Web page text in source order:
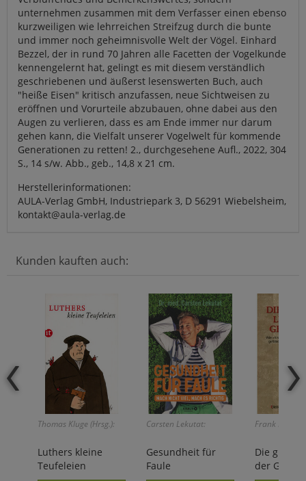
unternehmen zusammen mit dem Verfasser einen ebenso
kurzweiligen wie lehrreichen Streifzug durch die bunte
und immer noch geheimnisvolle Welt der Vögel. Einhard
Bezzel, der in rund 70 Jahren alle Facetten der Vogelkunde
kennengelernt hat, gelingt es mit diesem verständlich
geschriebenen und äußerst lesenswerten Buch, auch
"heiße Eisen" kritisch anzufassen, neue Sichtweisen zu
eröffnen und Vorurteile abzubauen, ohne dabei aus den
Augen zu verlieren, dass es am Ende immer nur darum
gehen kann, die Vielfalt unserer Vogelwelt für kommende
Generationen zu retten! 2., durchgesehene Aufl., 2022, 304
S., 14 s/w. Abb., geb., 14,8 x 21 cm.
Herstellerinformationen:
AULA-Verlag GmbH, Industriepark 3, D 56291 Wiebelsheim,
kontakt@aula-verlag.de
Kunden kauften auch:
Thomas Kluge (Hrsg.):
Luthers kleine
Teufeleien
Carsten Lekutat:
Gesundheit für
Faule
Frank Fabian:
Die
der